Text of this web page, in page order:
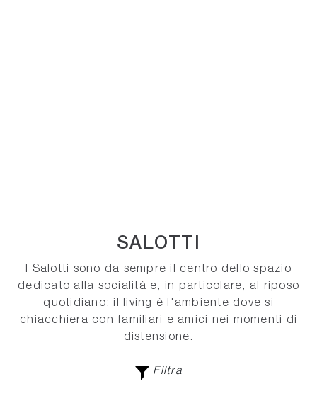
SALOTTI
I Salotti sono da sempre il centro dello spazio
dedicato alla socialità e, in particolare, al riposo
quotidiano: il living è l'ambiente dove si
chiacchiera con familiari e amici nei momenti di
distensione.
Filtra